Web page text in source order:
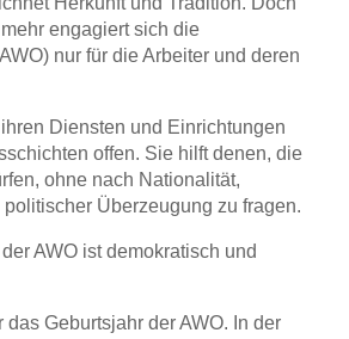
engagiert sich die
nur für die Arbeiter und deren
Diensten und Einrichtungen
offen. Sie hilft denen, die
ohne nach Nationalität,
Überzeugung zu fragen.
AWO ist demokratisch und
das Geburtsjahr der AWO. In der